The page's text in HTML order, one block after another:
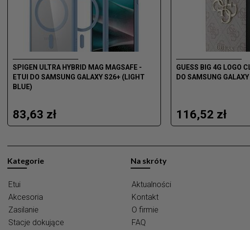
SPIGEN ULTRA HYBRID MAG MAGSAFE -
ETUI DO SAMSUNG GALAXY S26+ (LIGHT
BLUE)
83,63 zł
GUESS BIG 4G LOGO
DO SAMSUNG
116,52 zł
Kategorie
Etui
Akcesoria
Zasilanie
Stacje dokujące
Na skróty
Aktualności
Kontakt
O firmie
FAQ